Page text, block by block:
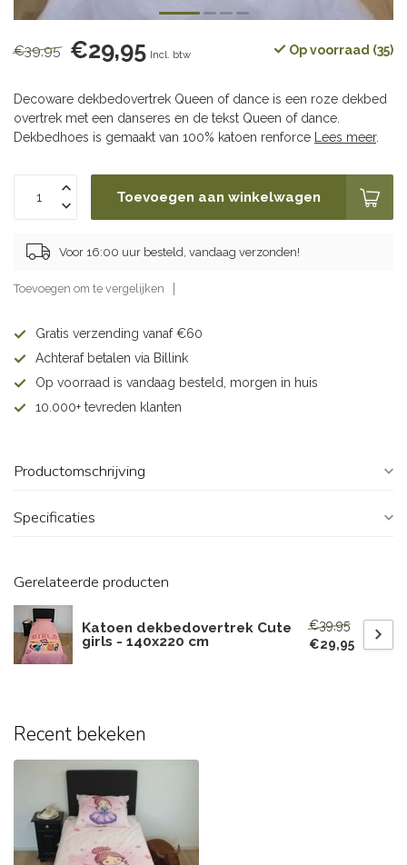
€39,95 €29,95 Incl. btw Op voorraad (35)
Decoware dekbedovertrek Queen of dance is een roze dekbed
overtrek met een danseres en de tekst Queen of dance.
Dekbedhoes is gemaakt van 100% katoen renforce
Lees meer.
Toevoegen aan winkelwagen
Voor 16:00 uur besteld, vandaag verzonden!
Toevoegen om te vergelijken
Gratis verzending vanaf €60
Achteraf betalen via Billink
Op voorraad is vandaag besteld, morgen in huis
10.000+ tevreden klanten
Productomschrijving
Specificaties
Gerelateerde producten
Katoen dekbedovertrek Cute
girls - 140x220 cm
€39,95
€29,95
Recent bekeken